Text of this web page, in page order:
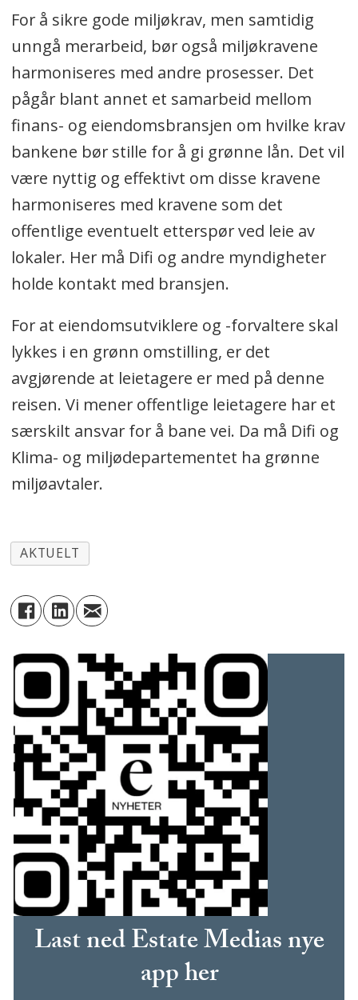
For å sikre gode miljøkrav, men samtidig
unngå merarbeid, bør også miljøkravene
harmoniseres med andre prosesser. Det
pågår blant annet et samarbeid mellom
finans- og eiendomsbransjen om hvilke krav
bankene bør stille for å gi grønne lån. Det vil
være nyttig og effektivt om disse kravene
harmoniseres med kravene som det
offentlige eventuelt etterspør ved leie av
lokaler. Her må Difi og andre myndigheter
holde kontakt med bransjen.
For at eiendomsutviklere og -forvaltere skal
lykkes i en grønn omstilling, er det
avgjørende at leietagere er med på denne
reisen. Vi mener offentlige leietagere har et
særskilt ansvar for å bane vei. Da må Difi og
Klima- og miljødepartementet ha grønne
miljøavtaler.
AKTUELT
Last ned Estate Medias nye
app her